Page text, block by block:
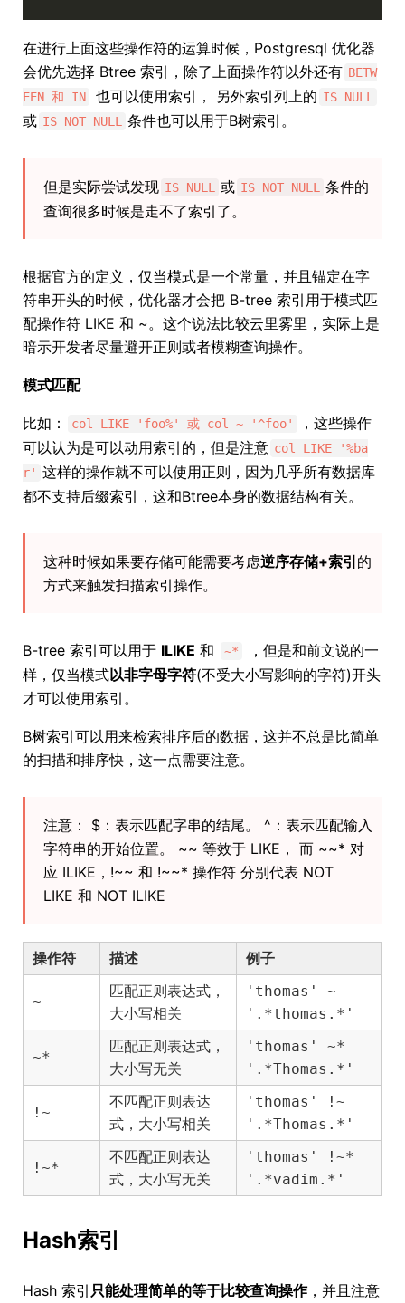
在进行上面这些操作符的运算时候，Postgresql 优化器
会优先选择 Btree 索引，除了上面操作符以外还有 BETW
EEN 和 IN
也可以使用索引， 另外索引列上的 IS NULL
或 IS NOT NULL 条件也可以用于B树索引。
但是实际尝试发现 IS NULL 或 IS NOT NULL
条件的
查询很多时候是走不了索引了。
根据官方的定义，仅当模式是一个常量，并且锚定在字
符串开头的时候，优化器才会把 B-tree 索引用于模式匹
配操作符 LIKE 和 ~。这个说法比较云里雾里，实际上是
暗示开发者尽量避开正则或者模糊查询操作。
模式匹配
比如： col LIKE 'foo%' 或 col ~ '^foo'
，这些操作
可以认为是可以动用索引的，但是注意 col LIKE '%ba
r' 这样的操作就不可以使用正则，因为几乎所有数据库
都不支持后缀索引，这和Btree本身的数据结构有关。
这种时候如果要存储可能需要考虑逆序存储+索引 的
方式来触发扫描索引操作。
B-tree 索引可以用于 ILIKE 和 ~*
，但是和前文说的一
样，仅当模式以非字母字符(不受大小写影响的字符)开头
才可以使用索引。
B树索引可以用来检索排序后的数据，这并不总是比简单
的扫描和排序快，这一点需要注意。
注意： $：表示匹配字串的结尾。 ^：表示匹配输入
字符串的开始位置。 ~~ 等效于 LIKE， 而 ~~* 对
应 ILIKE，!~~ 和 !~~* 操作符 分别代表 NOT
LIKE 和 NOT ILIKE
操作符 描述 例子
~
匹配正则表达式，
大小写相关
'thomas' ~
'.*thomas.*'
~*
匹配正则表达式，
大小写无关
'thomas' ~*
'.*Thomas.*'
!~
不匹配正则表达
式，大小写相关
'thomas' !~
'.*Thomas.*'
!~*
不匹配正则表达
式，大小写无关
'thomas' !~*
'.*vadim.*'
Hash索引
Hash 索引 只能处理简单的等于比较查询操作，并且注意